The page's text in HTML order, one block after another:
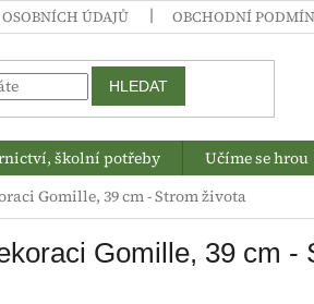
ÚDAJŮ OBCHODNÍ
HLEDAT
školní potřeby Učíme se hrou
Gomille, 39 cm - Strom života
Gomille, 39 cm -